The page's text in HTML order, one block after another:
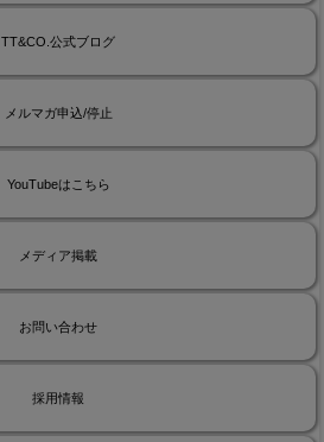
TT&CO.公式ブログ
メルマガ申込/停止
YouTubeはこちら
メディア掲載
お問い合わせ
採用情報